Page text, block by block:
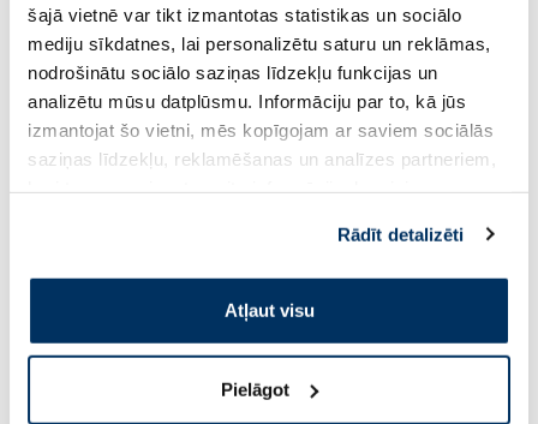
šajā vietnē var tikt izmantotas statistikas un sociālo
mediju sīkdatnes, lai personalizētu saturu un reklāmas,
nodrošinātu sociālo saziņas līdzekļu funkcijas un
analizētu mūsu datplūsmu. Informāciju par to, kā jūs
izmantojat šo vietni, mēs kopīgojam ar saviem sociālās
saziņas līdzekļu, reklamēšanas un analīzes partneriem,
pakalpojumus. Ja piekrītat šo papildu sīkdatņu
izmantošanai, lūdzu, atzīmējiet savu izvēli:
Rādīt detalizēti
Atļaut visu
Pielāgot
Pirkt
Standarta cena: 6.39 €
Page 1 of 10
Augsti novērtēti kategorijā